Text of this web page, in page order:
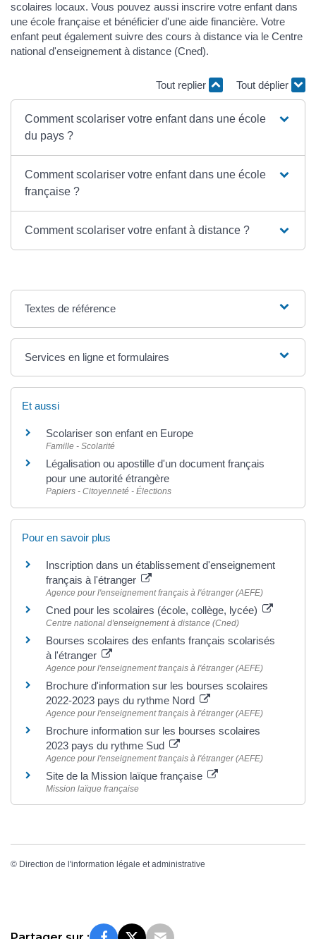
scolaires locaux. Vous pouvez aussi inscrire votre enfant dans
une école française et bénéficier d'une aide financière. Votre
enfant peut également suivre des cours à distance via le Centre
national d'enseignement à distance (Cned).
Tout replier Tout déplier
Comment scolariser votre enfant dans une école
du pays ?
Comment scolariser votre enfant dans une école
française ?
Comment scolariser votre enfant à distance ?
Textes de référence
Services en ligne et formulaires
Et aussi
Scolariser son enfant en Europe
Famille - Scolarité
Légalisation ou apostille d'un document français
pour une autorité étrangère
Papiers - Citoyenneté - Élections
Pour en savoir plus
Inscription dans un établissement d'enseignement
français à l'étranger
Agence pour l'enseignement français à l'étranger (AEFE)
Cned pour les scolaires (école, collège, lycée)
Centre national d'enseignement à distance (Cned)
Bourses scolaires des enfants français scolarisés
à l'étranger
Agence pour l'enseignement français à l'étranger (AEFE)
Brochure d'information sur les bourses scolaires
2022-2023 pays du rythme Nord
Agence pour l'enseignement français à l'étranger (AEFE)
Brochure information sur les bourses scolaires
2023 pays du rythme Sud
Agence pour l'enseignement français à l'étranger (AEFE)
Site de la Mission laïque française
Mission laïque française
© Direction de l'information légale et administrative